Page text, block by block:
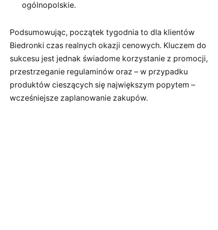
ogólnopolskie.
Podsumowując, początek tygodnia to dla klientów
Biedronki czas realnych okazji cenowych. Kluczem do
sukcesu jest jednak świadome korzystanie z promocji,
przestrzeganie regulaminów oraz – w przypadku
produktów cieszących się największym popytem –
wcześniejsze zaplanowanie zakupów.